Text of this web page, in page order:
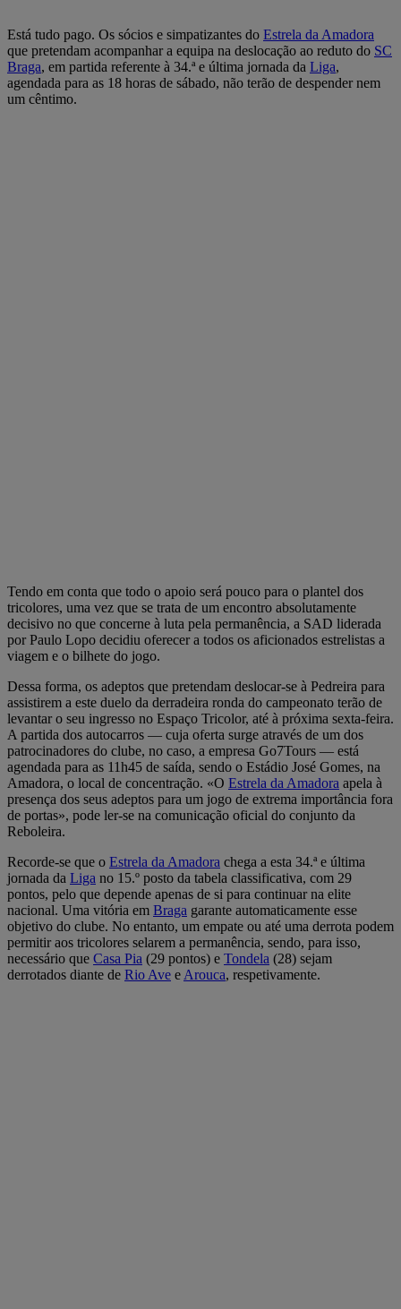
Está tudo pago. Os sócios e simpatizantes do Estrela da Amadora
que pretendam acompanhar a equipa na deslocação ao reduto do SC
Braga, em partida referente à 34.ª e última jornada da Liga,
agendada para as 18 horas de sábado, não terão de despender nem
um cêntimo.
Tendo em conta que todo o apoio será pouco para o plantel dos
tricolores, uma vez que se trata de um encontro absolutamente
decisivo no que concerne à luta pela permanência, a SAD liderada
por Paulo Lopo decidiu oferecer a todos os aficionados estrelistas a
viagem e o bilhete do jogo.
Dessa forma, os adeptos que pretendam deslocar-se à Pedreira para
assistirem a este duelo da derradeira ronda do campeonato terão de
levantar o seu ingresso no Espaço Tricolor, até à próxima sexta-feira.
A partida dos autocarros — cuja oferta surge através de um dos
patrocinadores do clube, no caso, a empresa Go7Tours — está
agendada para as 11h45 de saída, sendo o Estádio José Gomes, na
Amadora, o local de concentração. «O Estrela da Amadora apela à
presença dos seus adeptos para um jogo de extrema importância fora
de portas», pode ler-se na comunicação oficial do conjunto da
Reboleira.
Recorde-se que o Estrela da Amadora chega a esta 34.ª e última
jornada da Liga no 15.º posto da tabela classificativa, com 29
pontos, pelo que depende apenas de si para continuar na elite
nacional. Uma vitória em Braga garante automaticamente esse
objetivo do clube. No entanto, um empate ou até uma derrota podem
permitir aos tricolores selarem a permanência, sendo, para isso,
necessário que Casa Pia (29 pontos) e Tondela (28) sejam
derrotados diante de Rio Ave e Arouca, respetivamente.